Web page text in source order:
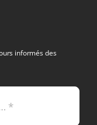
informés des